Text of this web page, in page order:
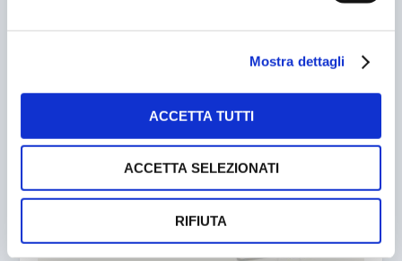
Mostra dettagli
ACCETTA TUTTI
ACCETTA SELEZIONATI
RIFIUTA